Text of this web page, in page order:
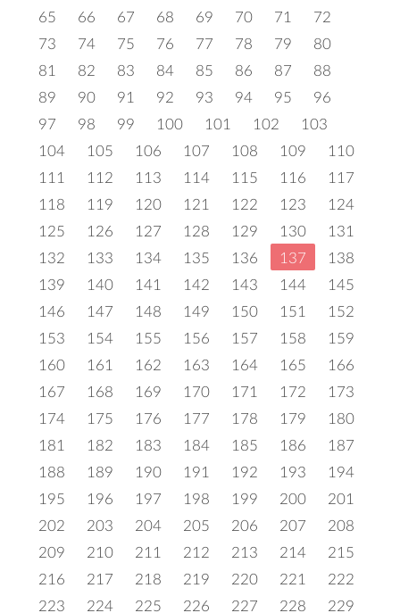
65
66 67 68 69 70 71
72
73
74 75 76 77 78 79
80
81
82 83 84 85 86 87
88
89
90 91 92 93 94 95
96
97
98 99 100 101 102
103
104
105 106 107 108 109
110
111
112 113 114 115 116
117
118
119 120 121 122 123
124
125
126 127 128 129 130
131
132
133 134 135 136 137
138
139
140 141 142 143 144
145
146
147 148 149 150 151
152
153
154 155 156 157 158
159
160
161 162 163 164 165
166
167
168 169 170 171 172
173
174
175 176 177 178 179
180
181
182 183 184 185 186
187
188
189 190 191 192 193
194
195
196 197 198 199 200
201
202
203 204 205 206 207
208
209
210 211 212 213 214
215
216
217 218 219 220 221
222
223
224 225 226 227 228
229